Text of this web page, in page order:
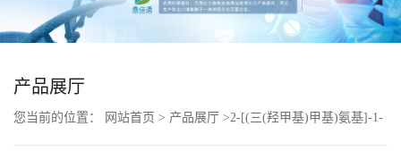
产品展厅
您当前的位置： 网站首页 > 产品展厅 >2-[(三(羟甲基)甲基)氨基]-1-